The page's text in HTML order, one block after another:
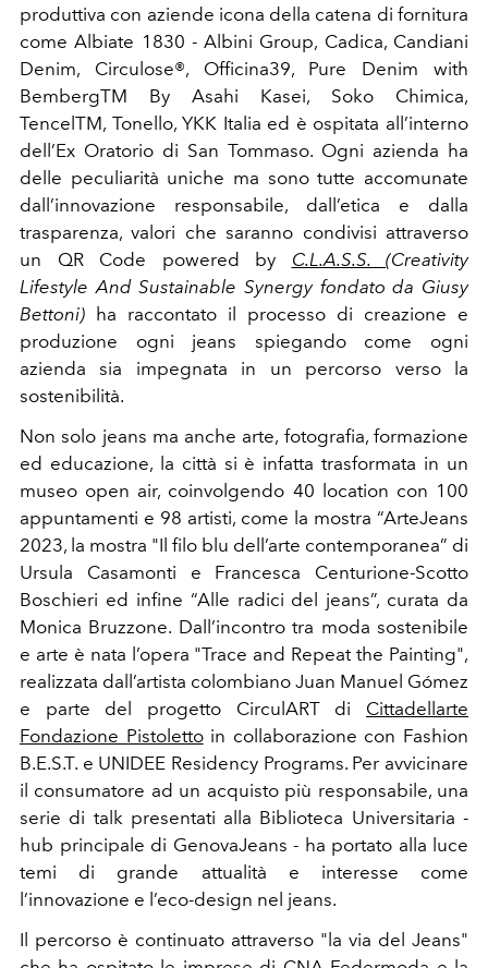
produttiva con aziende icona della catena di fornitura
come Albiate 1830 - Albini Group, Cadica, Candiani
Denim, Circulose®, Officina39, Pure Denim with
BembergTM By Asahi Kasei, Soko Chimica,
TencelTM, Tonello, YKK Italia ed è ospitata all’interno
dell’Ex Oratorio di San Tommaso. Ogni azienda ha
delle peculiarità uniche ma sono tutte accomunate
dall’innovazione responsabile, dall’etica e dalla
trasparenza, valori che saranno condivisi attraverso
un QR Code powered by C.L.A.S.S. (Creativity
Lifestyle And Sustainable Synergy fondato da Giusy
Bettoni) ha raccontato il processo di creazione e
produzione ogni jeans spiegando come ogni
azienda sia impegnata in un percorso verso la
sostenibilità.
Non solo jeans ma anche arte, fotografia, formazione
ed educazione, la città si è infatta trasformata in un
museo open air, coinvolgendo 40 location con 100
appuntamenti e 98 artisti, come la mostra “ArteJeans
2023, la mostra "Il filo blu dell’arte contemporanea” di
Ursula Casamonti e Francesca Centurione-Scotto
Boschieri ed infine “Alle radici del jeans”, curata da
Monica Bruzzone. Dall’incontro tra moda sostenibile
e arte è nata l’opera "Trace and Repeat the Painting",
realizzata dall’artista colombiano Juan Manuel Gómez
e parte del progetto CirculART di Cittadellarte
Fondazione Pistolettoin collaborazione con Fashion
B.E.S.T. e UNIDEE Residency Programs. Per avvicinare
il consumatore ad un acquisto più responsabile, una
serie di talk presentati alla Biblioteca Universitaria -
hub principale di GenovaJeans - ha portato alla luce
temi di grande attualità e interesse come
l’innovazione e l’eco-design nel jeans.
Il percorso è continuato attraverso "la via del Jeans"